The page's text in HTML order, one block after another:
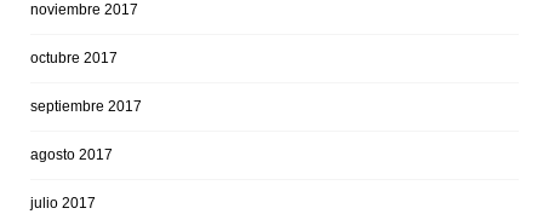
noviembre 2017
octubre 2017
septiembre 2017
agosto 2017
julio 2017